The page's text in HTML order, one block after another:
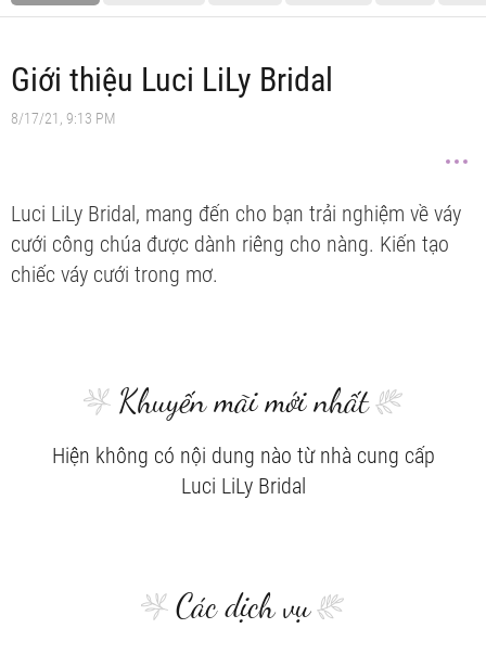
Giới thiệu Luci LiLy Bridal
8/17/21, 9:13 PM
Luci LiLy Bridal, mang đến cho bạn trải nghiệm về váy
cưới công chúa được dành riêng cho nàng. Kiến tạo
chiếc váy cưới trong mơ.
Khuyến mãi mới nhất
Hiện không có nội dung nào từ nhà cung cấp
Luci LiLy Bridal
Các dịch vụ